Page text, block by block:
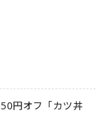
円オフ「カツ丼